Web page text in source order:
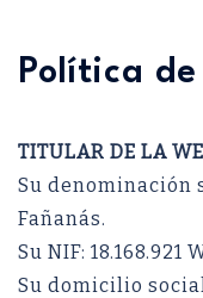
Política
TITULAR DE LA
Su denominación
Fañanás.
Su NIF: 18.168.921
Su domicilio